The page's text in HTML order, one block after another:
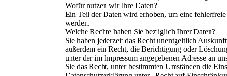
Wofür nutzen wir Ihre Daten?
Ein Teil der Daten wird erhoben, um eine
werden.
Welche Rechte haben Sie bezüglich Ihrer Daten?
Sie haben jederzeit das Recht unentgeltlich
außerdem ein Recht, die Berichtigung oder
unter der im Impressum angegebenen Adresse an
Sie das Recht, unter bestimmten Umständen die